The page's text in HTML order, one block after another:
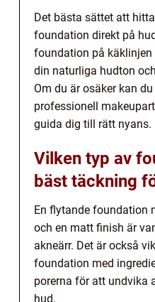
Det bästa sättet att
foundation direkt på
foundation på käklinjen
din naturliga hudton
Om du är osäker kan
professionell
guida dig till rätt nyans.
Vilken typ av
bäst täckning
En flytande foundation
och en matt finish är
akneärr. Det är också
foundation med
porerna för att undvika
hud.